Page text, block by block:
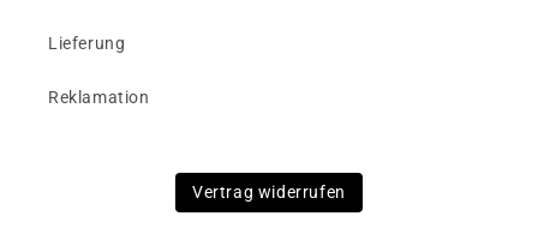
Lieferung
Reklamation
Vertrag widerrufen